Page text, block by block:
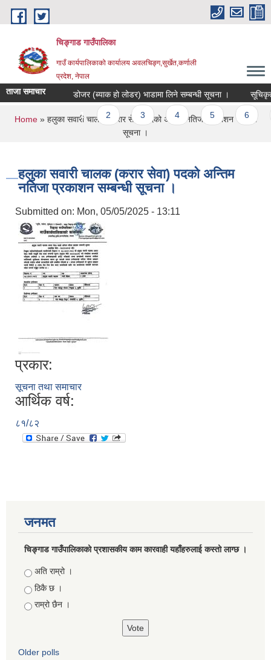
Skip to main content
चिङ्गाड गाउँपालिका
गाउँ कार्यपालिकाको कार्यालय अवलचिङ्ग,सुर्खेत,कर्णाली
प्रदेश, नेपाल
ताजा समाचार डोजर (ब्याक हो लोडर) भाडामा लिने सम्बन्धी सूचना । सूचिकृत
Pages
1 2 3 4 5 6
You are here
Home» हलुका सवारी चालक (करार सेवा) पदको अन्तिम नतिजा प्रकाशन सम्बन्धी
सूचना ।
हलुका सवारी चालक (करार सेवा) पदको अन्तिम
नतिजा प्रकाशन सम्बन्धी सूचना ।
Submitted on: Mon, 05/05/2025 - 13:11
प्रकार:
सूचना तथा समाचार
आर्थिक वर्ष:
८१/८२
जनमत
चिङ्गाड गाउँपालिकाको प्रशासकीय काम कारवाही यहाँहरुलाई कस्तो लाग्छ ।
Choices
अति राम्रो ।
ठिकै छ ।
राम्रो छैन ।
Older polls